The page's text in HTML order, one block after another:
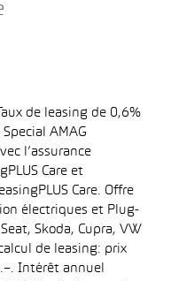
de leasing de 0,6%
AMAG
l’assurance
Care et
Care. Offre
électriques et Plug-
Skoda, Cupra, VW
de leasing: prix
Intérêt annuel